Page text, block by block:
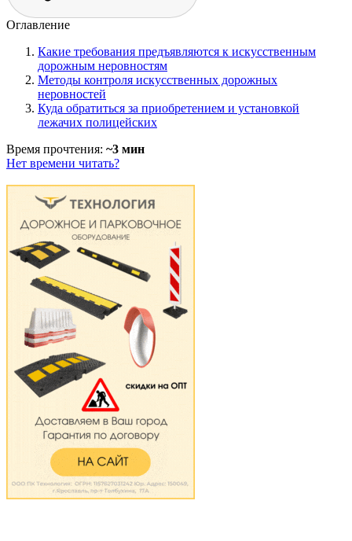
Оглавление
Какие требования предъявляются к искусственным
дорожным неровностям
Методы контроля искусственных дорожных
неровностей
Куда обратиться за приобретением и установкой
лежачих полицейских
Время прочтения: ~3 мин
Нет времени читать?